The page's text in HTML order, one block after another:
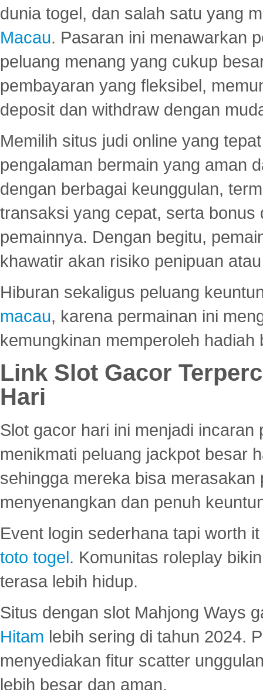
dunia togel, dan salah satu yang
Macau. Pasaran ini menawarkan
peluang menang yang cukup
pembayaran yang fleksibel,
deposit dan withdraw dengan
Memilih situs judi online yang
pengalaman bermain yang aman
dengan berbagai keunggulan,
transaksi yang cepat, serta
pemainnya. Dengan begitu,
khawatir akan risiko penipuan
Hiburan sekaligus peluang
macau, karena permainan ini
kemungkinan memperoleh hadiah
Link Slot Gacor
Hari
Slot gacor hari ini menjadi
menikmati peluang jackpot besar
sehingga mereka bisa
menyenangkan dan penuh
Event login sederhana tapi worth
toto togel. Komunitas roleplay
terasa lebih hidup.
Situs dengan slot Mahjong Ways
Hitam lebih sering di tahun 2024.
menyediakan fitur scatter
lebih besar dan aman.